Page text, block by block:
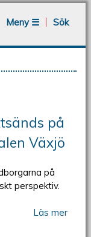
Meny ☰
Sök
på
Växjö
på
perspektiv.
Läs mer